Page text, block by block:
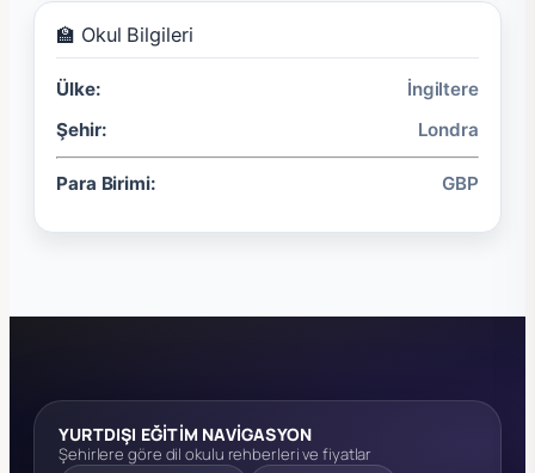
🏫 Okul Bilgileri
Ülke:
İngiltere
Şehir:
Londra
Para Birimi: GBP
YURTDIŞI EĞİTİM NAVİGASYON
Şehirlere göre dil okulu rehberleri ve fiyatlar